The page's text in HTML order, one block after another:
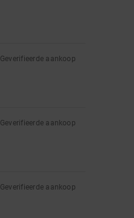
Geverifieerde aankoop
Geverifieerde aankoop
Geverifieerde aankoop